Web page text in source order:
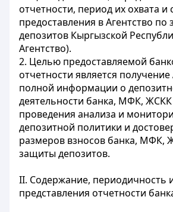
отчетности, период их охвата и
предоставления в Агентство по
депозитов Кыргызской
Агентство).
2. Целью предоставляемой
отчетности является получение
полной информации о
деятельности банка, МФК, ЖСКК
проведения анализа и
депозитной политики и
размеров взносов банка, МФК,
защиты депозитов.
II. Содержание, периодичность
представления отчетности